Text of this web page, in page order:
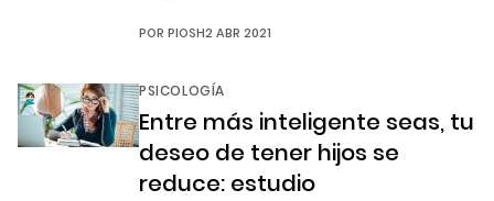
te sea muy familiar: te despiertas (tarde), te
desayunas algo si te alcanza el tiempo. Al final,
POR PIOSH2 ABR 2021
PSICOLOGÍA
Entre más inteligente seas, tu
deseo de tener hijos se
reduce: estudio